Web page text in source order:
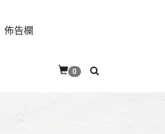
佈告欄
0